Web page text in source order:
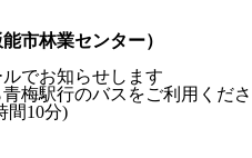
市林業センター）
でお知らせします
梅駅行のバスをご利用くださ
間10分)